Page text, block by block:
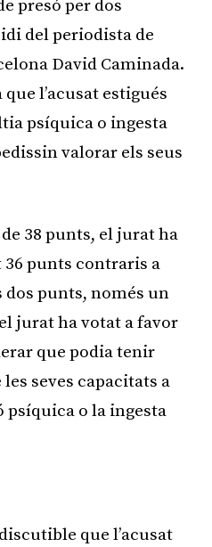
presó per dos
del periodista de
David Caminada.
l’acusat estigués
psíquica o ingesta
valorar els seus
38 punts, el jurat ha
punts contraris a
dos punts, només un
jurat ha votat a favor
que podia tenir
seves capacitats a
psíquica o la ingesta
que l’acusat